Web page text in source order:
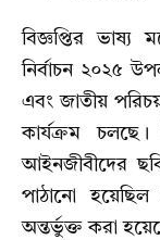
বিজ্ঞপ্তির ভাষ্য
নির্বাচন ২০২৫
এবং জাতীয়
কার্যক্রম
আইনজীবীদের
পাঠানো
অন্তর্ভুক্ত করা